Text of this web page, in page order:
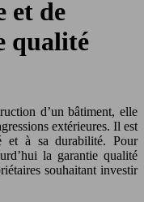
et de
qualité
d’un bâtiment, elle
extérieures. Il est
et à sa durabilité. Pour
la garantie qualité
souhaitant investir